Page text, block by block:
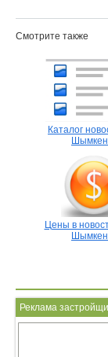
Смотрите также
Каталог
Цены в
Реклама